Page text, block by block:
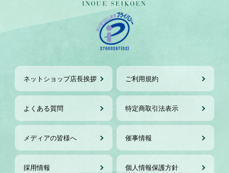
ネットショップ店長挨拶 ご利用規約
よくある質問 特定商取引法表示
メディアの皆様へ 催事情報
採用情報 個人情報保護方針